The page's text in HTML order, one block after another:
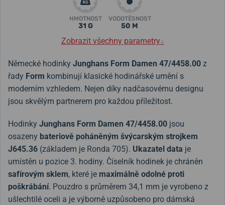
HMOTNOST
31 G
VODOTĚSNOST
50 M
Zobrazit všechny parametry↓
Německé hodinky Junghans Form Damen 47/4458.00 z
řady Form kombinují klasické hodinářské umění s
moderním vzhledem. Nejen díky nadčasovému designu
jsou skvělým partnerem pro každou příležitost.
Hodinky Junghans Form Damen 47/4458.00 jsou
osazeny bateriově poháněným švýcarským strojkem
J645.36 (základem je Ronda 705). Ukazatel data je
umístěn u pozice 3. hodiny. Číselník hodinek je chráněn
safírovým sklem, které je maximálně odolné proti
poškrábání. Pouzdro s průměrem 34,1 mm je vyrobeno z
ušlechtilé oceli a je výborně uzpůsobeno pro dámská